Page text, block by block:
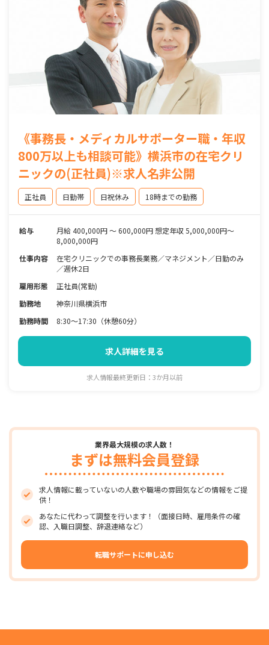
《事務長・メディカルサポーター職・年収
800万以上も相談可能》横浜市の在宅クリ
ニックの(正社員)※求人名非公開
正社員 日勤帯 日祝休み 18時までの勤務
給与
月給 400,000円 〜 600,000円 想定年収 5,000,000円～
8,000,000円
仕事内容
在宅クリニックでの事務長業務／マネジメント／日勤のみ
／週休2日
雇用形態
正社員(常勤)
勤務地
神奈川県横浜市
勤務時間
8:30～17:30（休憩60分）
求人詳細を見る
求人情報最終更新日：3か月以前
業界最大規模の求人数！
まずは無料会員登録
求人情報に載っていないの人数や職場の雰囲気などの情報をご提
供！
あなたに代わって調整を行います！（面接日時、雇用条件の確
認、入職日調整、辞退連絡など）
転職サポートに申し込む